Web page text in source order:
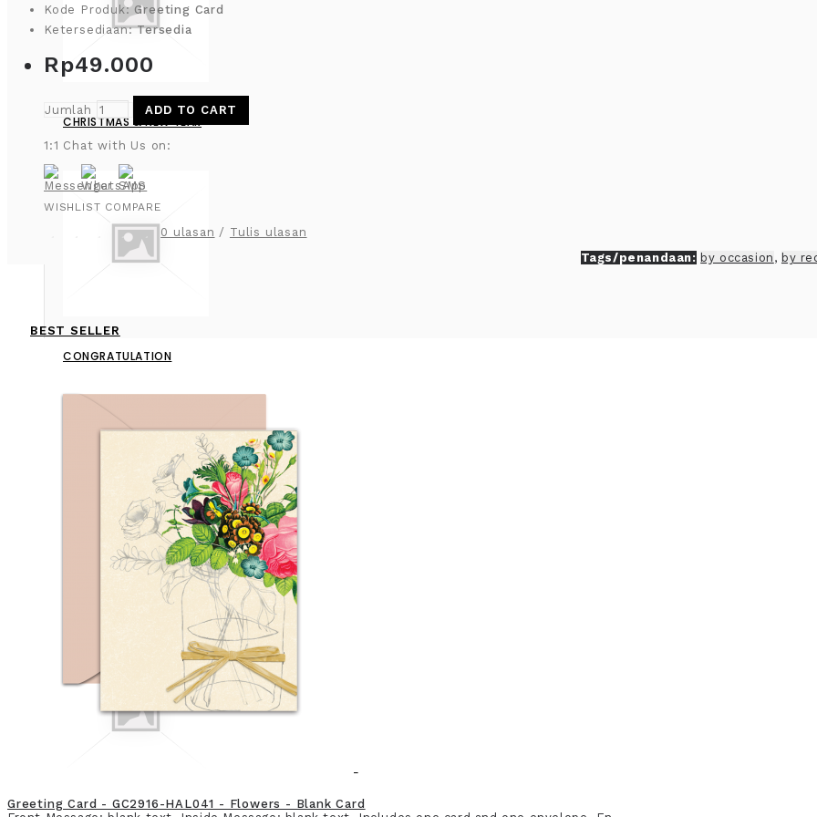
CHRISTMAS & NEW YEAR
CONGRATULATION
Kode Produk: Greeting Card
Ketersediaan:Tersedia
Rp49.000
Jumlah ADD TO CART
1:1 Chat with Us on:
WISHLIST COMPARE
0 ulasan / Tulis ulasan
Tags/penandaan: by occasion , by
BEST SELLER
Greeting Card - GC2916-HAL041 - Flowers - Blank Card